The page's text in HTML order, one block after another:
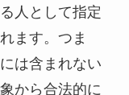
人として指定
ます。つま
は含まれない
から合法的に